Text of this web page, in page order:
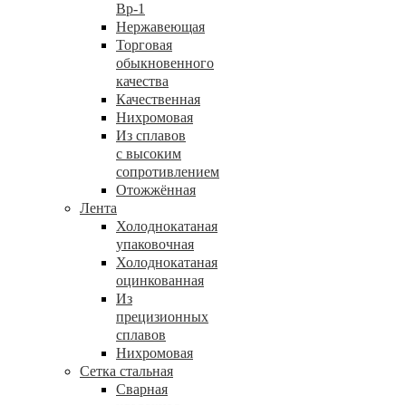
Вр-1
Нержавеющая
Торговая
обыкновенного
качества
Качественная
Нихромовая
Из сплавов
с высоким
сопротивлением
Отожжённая
Лента
Холоднокатаная
упаковочная
Холоднокатаная
оцинкованная
Из
прецизионных
сплавов
Нихромовая
Сетка стальная
Сварная